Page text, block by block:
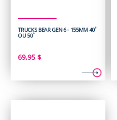
TRUCKS BEAR GEN 6 - 155MM 40˚
OU 50˚
69,95$